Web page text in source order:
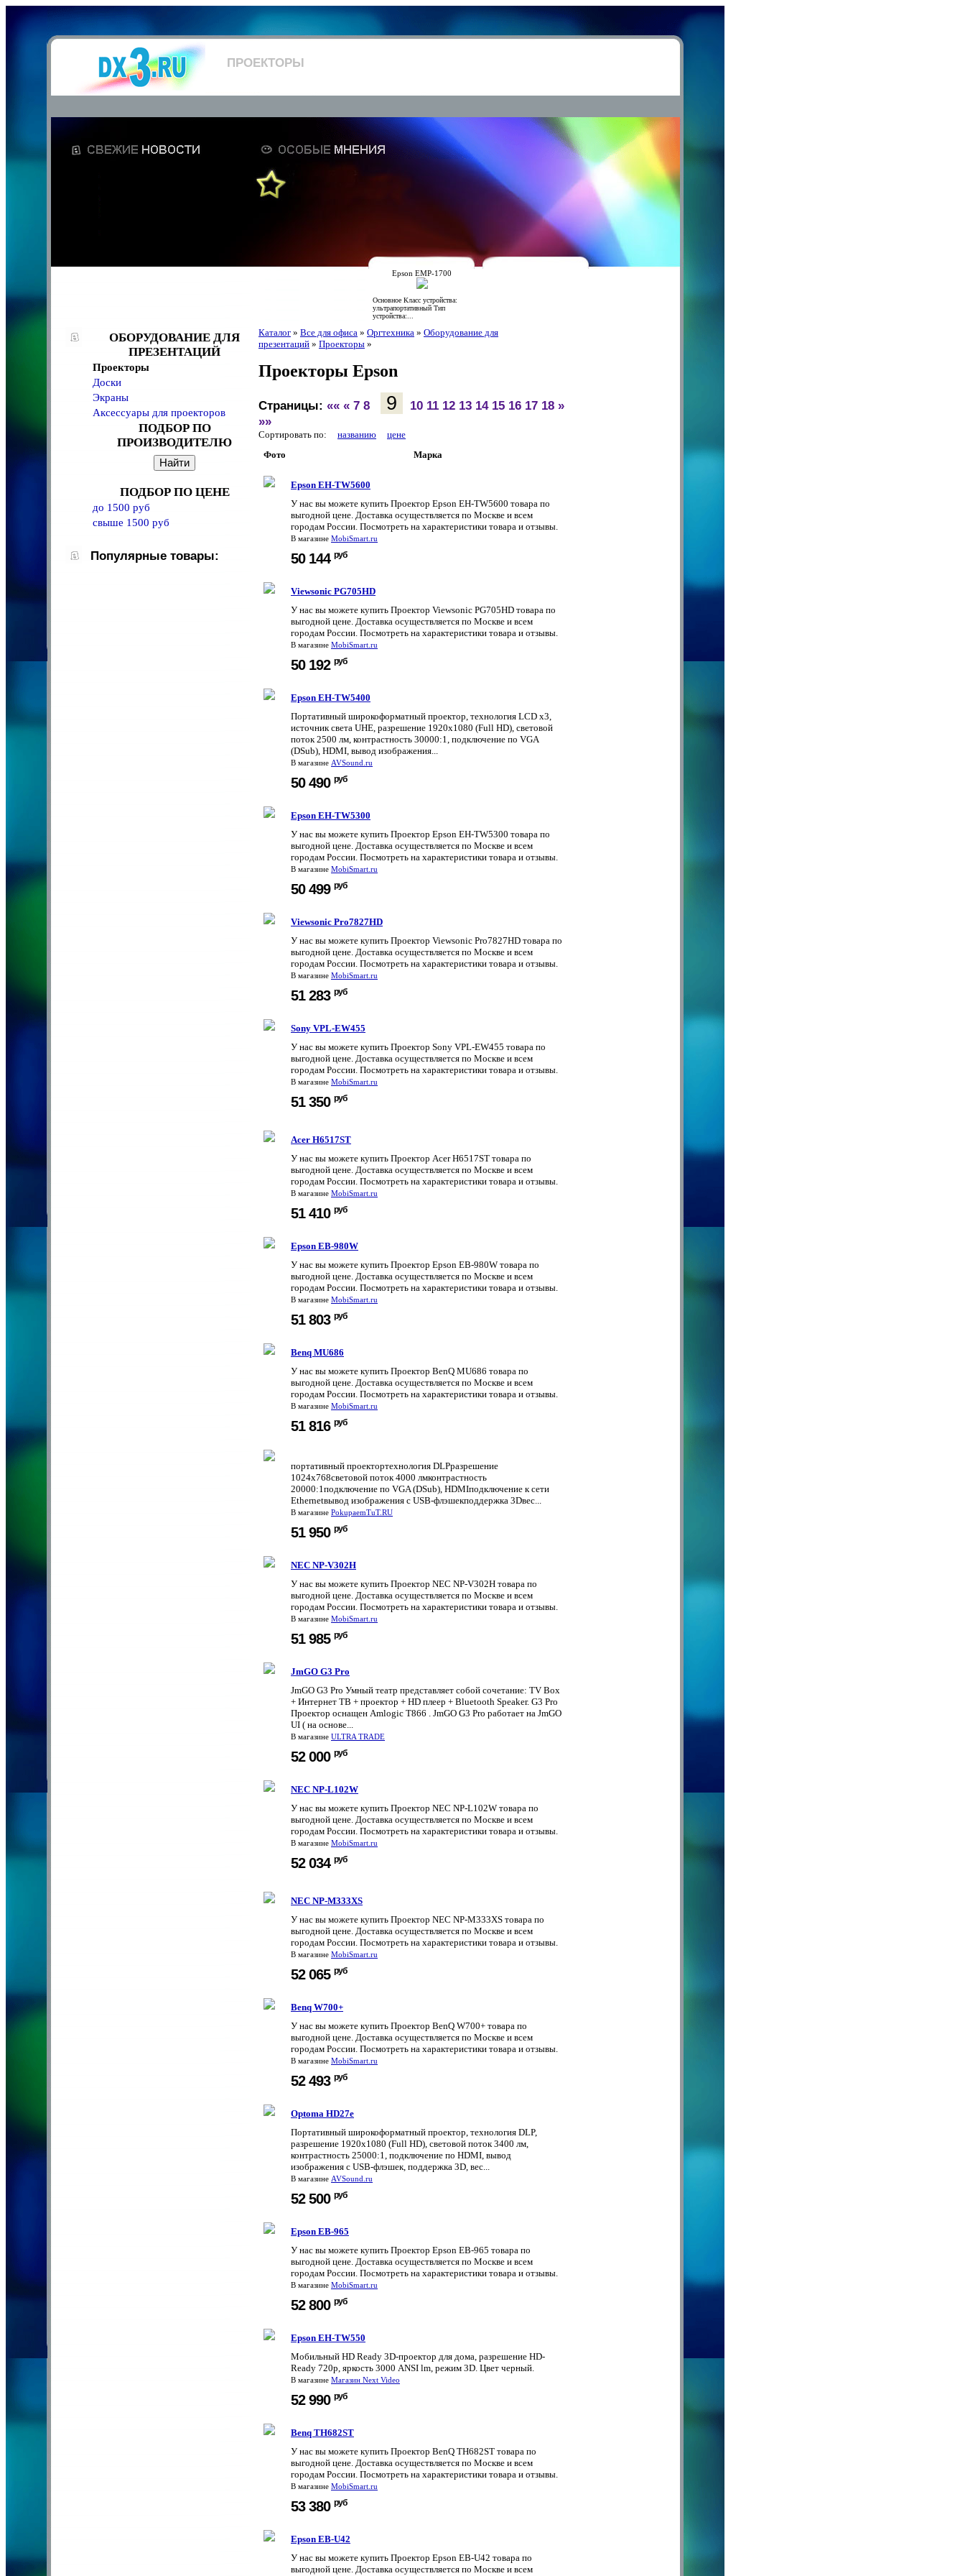
ПРОЕКТОРЫ
Epson EMP-1700
Основное Класс устройства:
ультрапортативный Тип
устройства:...
ОБОРУДОВАНИЕ ДЛЯ
ПРЕЗЕНТАЦИЙ
Проекторы
Доски
Экраны
Аксессуары для проекторов
ПОДБОР ПО
ПРОИЗВОДИТЕЛЮ
ПОДБОР ПО ЦЕНЕ
до 1500 руб
свыше 1500 руб
Популярные товары:
Каталог » Все для офиса » Оргтехника » Оборудование для
презентаций » Проекторы »
Проекторы Epson
Страницы: «« « 7 8 9 10 11 12 13 14 15 16 17 18 »
»»
Сортировать по: названию
цене
Фото
Марка
Epson EH-TW5600
У нас вы можете купить Проектор Epson EH-TW5600 товара по
выгодной цене. Доставка осуществляется по Москве и всем
городам России. Посмотреть на характеристики товара и отзывы.
В магазине MobiSmart.ru
50 144 руб
Viewsonic PG705HD
У нас вы можете купить Проектор Viewsonic PG705HD товара по
выгодной цене. Доставка осуществляется по Москве и всем
городам России. Посмотреть на характеристики товара и отзывы.
В магазине MobiSmart.ru
50 192 руб
Epson EH-TW5400
Портативный широкоформатный проектор, технология LCD x3,
источник света UHE, разрешение 1920x1080 (Full HD), световой
поток 2500 лм, контрастность 30000:1, подключение по VGA
(DSub), HDMI, вывод изображения...
В магазине AVSound.ru
50 490 руб
Epson EH-TW5300
У нас вы можете купить Проектор Epson EH-TW5300 товара по
выгодной цене. Доставка осуществляется по Москве и всем
городам России. Посмотреть на характеристики товара и отзывы.
В магазине MobiSmart.ru
50 499 руб
Viewsonic Pro7827HD
У нас вы можете купить Проектор Viewsonic Pro7827HD товара по
выгодной цене. Доставка осуществляется по Москве и всем
городам России. Посмотреть на характеристики товара и отзывы.
В магазине MobiSmart.ru
51 283 руб
Sony VPL-EW455
У нас вы можете купить Проектор Sony VPL-EW455 товара по
выгодной цене. Доставка осуществляется по Москве и всем
городам России. Посмотреть на характеристики товара и отзывы.
В магазине MobiSmart.ru
51 350 руб
Acer H6517ST
У нас вы можете купить Проектор Acer H6517ST товара по
выгодной цене. Доставка осуществляется по Москве и всем
городам России. Посмотреть на характеристики товара и отзывы.
В магазине MobiSmart.ru
51 410 руб
Epson EB-980W
У нас вы можете купить Проектор Epson EB-980W товара по
выгодной цене. Доставка осуществляется по Москве и всем
городам России. Посмотреть на характеристики товара и отзывы.
В магазине MobiSmart.ru
51 803 руб
Benq MU686
У нас вы можете купить Проектор BenQ MU686 товара по
выгодной цене. Доставка осуществляется по Москве и всем
городам России. Посмотреть на характеристики товара и отзывы.
В магазине MobiSmart.ru
51 816 руб
портативный проектортехнология DLPразрешение
1024x768световой поток 4000 лмконтрастность
20000:1подключение по VGA (DSub), HDMIподключение к сети
Ethernetвывод изображения с USB-флэшекподдержка 3Dвес...
В магазине PokupaemTuT.RU
51 950 руб
NEC NP-V302H
У нас вы можете купить Проектор NEC NP-V302H товара по
выгодной цене. Доставка осуществляется по Москве и всем
городам России. Посмотреть на характеристики товара и отзывы.
В магазине MobiSmart.ru
51 985 руб
JmGO G3 Pro
JmGO G3 Pro Умный театр представляет собой сочетание: TV Box
+ Интернет ТВ + проектор + HD плеер + Bluetooth Speaker. G3 Pro
Проектор оснащен Amlogic T866 . JmGO G3 Pro работает на JmGO
UI ( на основе...
В магазине ULTRA TRADE
52 000 руб
NEC NP-L102W
У нас вы можете купить Проектор NEC NP-L102W товара по
выгодной цене. Доставка осуществляется по Москве и всем
городам России. Посмотреть на характеристики товара и отзывы.
В магазине MobiSmart.ru
52 034 руб
NEC NP-M333XS
У нас вы можете купить Проектор NEC NP-M333XS товара по
выгодной цене. Доставка осуществляется по Москве и всем
городам России. Посмотреть на характеристики товара и отзывы.
В магазине MobiSmart.ru
52 065 руб
Benq W700+
У нас вы можете купить Проектор BenQ W700+ товара по
выгодной цене. Доставка осуществляется по Москве и всем
городам России. Посмотреть на характеристики товара и отзывы.
В магазине MobiSmart.ru
52 493 руб
Optoma HD27e
Портативный широкоформатный проектор, технология DLP,
разрешение 1920x1080 (Full HD), световой поток 3400 лм,
контрастность 25000:1, подключение по HDMI, вывод
изображения с USB-флэшек, поддержка 3D, вес...
В магазине AVSound.ru
52 500 руб
Epson EB-965
У нас вы можете купить Проектор Epson EB-965 товара по
выгодной цене. Доставка осуществляется по Москве и всем
городам России. Посмотреть на характеристики товара и отзывы.
В магазине MobiSmart.ru
52 800 руб
Epson EH-TW550
Мобильный HD Ready 3D-проектор для дома, разрешение HD-
Ready 720p, яркость 3000 ANSI lm, режим 3D. Цвет черный.
В магазине Магазин Next Video
52 990 руб
Benq TH682ST
У нас вы можете купить Проектор BenQ TH682ST товара по
выгодной цене. Доставка осуществляется по Москве и всем
городам России. Посмотреть на характеристики товара и отзывы.
В магазине MobiSmart.ru
53 380 руб
Epson EB-U42
У нас вы можете купить Проектор Epson EB-U42 товара по
выгодной цене. Доставка осуществляется по Москве и всем